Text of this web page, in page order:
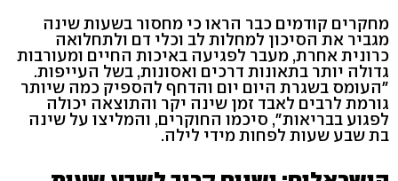
מחקרים קודמים כבר הראו כי מחסור בשעות שינה
מגביר את הסיכון למחלות לב וכלי דם ולתחלואה
כרונית אחרת, מעבר לפגיעה באיכות החיים ומעורבות
גדולה יותר בתאונות דרכים ואסונות, בשל העייפות.
"העומס בשגרת היום יום והדחף להספיק כמה שיותר
גורמת לרבים לאבד זמן שינה יקר והתוצאה יכולה
לפגוע בבריאות", סיכמו החוקרים, והמליצו על שינה
בת שבע שעות לפחות מידי לילה.